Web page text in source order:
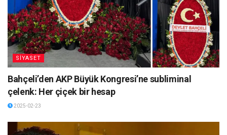
SİYASET
Bahçeli’den AKP Büyük Kongresi’ne subliminal
çelenk: Her çiçek bir hesap
2025-02-23